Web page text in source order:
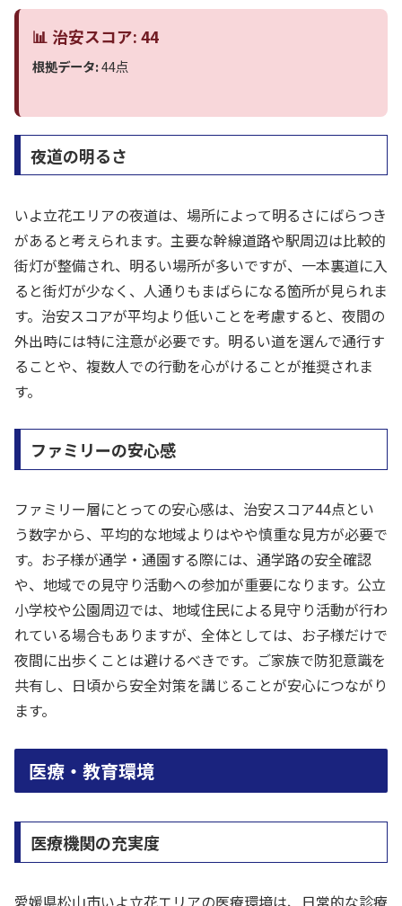
📊 治安スコア: 44
根拠データ:44点
夜道の明るさ
いよ立花エリアの夜道は、場所によって明るさにばらつき
があると考えられます。主要な幹線道路や駅周辺は比較的
街灯が整備され、明るい場所が多いですが、一本裏道に入
ると街灯が少なく、人通りもまばらになる箇所が見られま
す。治安スコアが平均より低いことを考慮すると、夜間の
外出時には特に注意が必要です。明るい道を選んで通行す
ることや、複数人での行動を心がけることが推奨されま
す。
ファミリーの安心感
ファミリー層にとっての安心感は、治安スコア44点とい
う数字から、平均的な地域よりはやや慎重な見方が必要で
す。お子様が通学・通園する際には、通学路の安全確認
や、地域での見守り活動への参加が重要になります。公立
小学校や公園周辺では、地域住民による見守り活動が行わ
れている場合もありますが、全体としては、お子様だけで
夜間に出歩くことは避けるべきです。ご家族で防犯意識を
共有し、日頃から安全対策を講じることが安心につながり
ます。
医療・教育環境
医療機関の充実度
愛媛県松山市いよ立花エリアの医療環境は、日常的な診療